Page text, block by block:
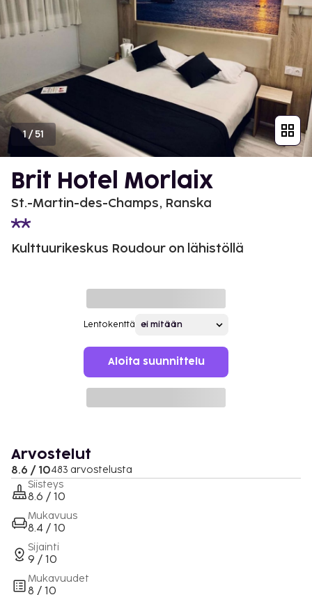
1/51
Brit Hotel Morlaix
St.-Martin-des-Champs, Ranska
Kulttuurikeskus Roudour on lähistöllä
Lentokenttä
Aloita suunnittelu
Arvostelut
8.6 / 10483 arvostelusta
Siisteys
8.6 / 10
Mukavuus
8.4 / 10
Sijainti
9 / 10
Mukavuudet
8 / 10